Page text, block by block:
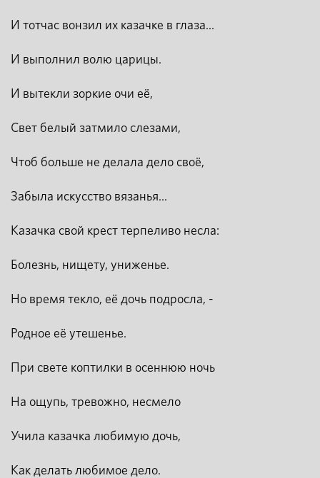
И тотчас вонзил их казачке в глаза...
И выполнил волю царицы.
И вытекли зоркие очи её,
Свет белый затмило слезами,
Чтоб больше не делала дело своё,
Забыла искусство вязанья...
Казачка свой крест терпеливо несла:
Болезнь, нищету, униженье.
Но время текло, её дочь подросла, -
Родное её утешенье.
При свете коптилки в осеннюю ночь
На ощупь, тревожно, несмело
Учила казачка любимую дочь,
Как делать любимое дело.